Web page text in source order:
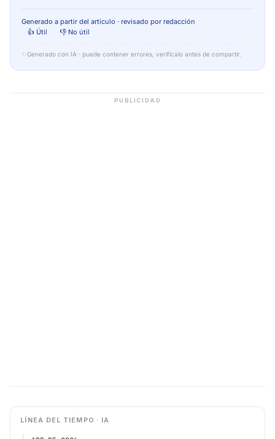
Generado a partir del artículo · revisado por redacción
👍 Útil
👎 No útil
✨ Generado con IA · puede contener errores, verifícalo antes de compartir.
PUBLICIDAD
LÍNEA DEL TIEMPO · IA